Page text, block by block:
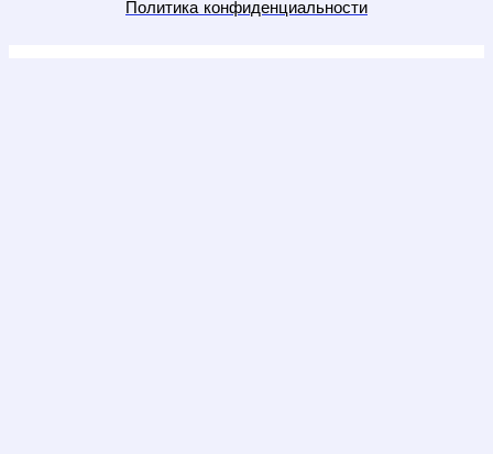
Политика конфиденциальности